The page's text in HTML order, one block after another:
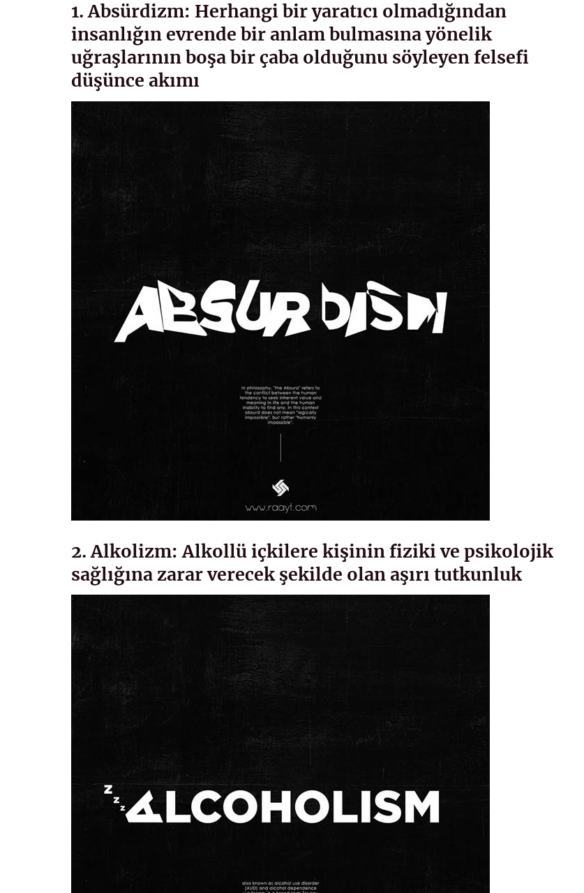
1. Absürdizm: Herhangi bir yaratıcı olmadığından
insanlığın evrende bir anlam bulmasına yönelik
uğraşlarının boşa bir çaba olduğunu söyleyen felsefi
düşünce akımı
2. Alkolizm: Alkollü içkilere kişinin fiziki ve psikolojik
sağlığına zarar verecek şekilde olan aşırı tutkunluk